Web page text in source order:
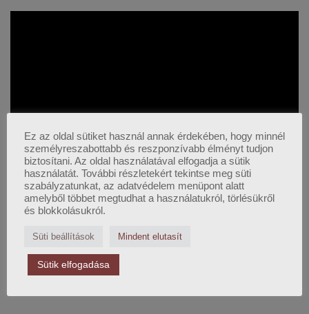
A teljes lejátszási lista megnyitása
Ez az oldal sütiket használ annak érdekében, hogy minnél
személyreszabottabb és reszponzívabb élményt tudjon
biztosítani. Az oldal használatával elfogadja a sütik
használatát. További részletekért tekintse meg süti
szabályzatunkat, az adatvédelem menüpont alatt
amelyből többet megtudhat a használatukról, törlésükről
és blokkolásukról.
Süti beállítások Mindent elutasít
Sütik elfogadása